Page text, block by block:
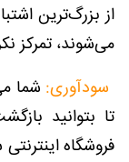
از بزرگ‌ترین
می‌شوند، تمرکز
سودآوری: شما
تا بتوانید
فروشگاه